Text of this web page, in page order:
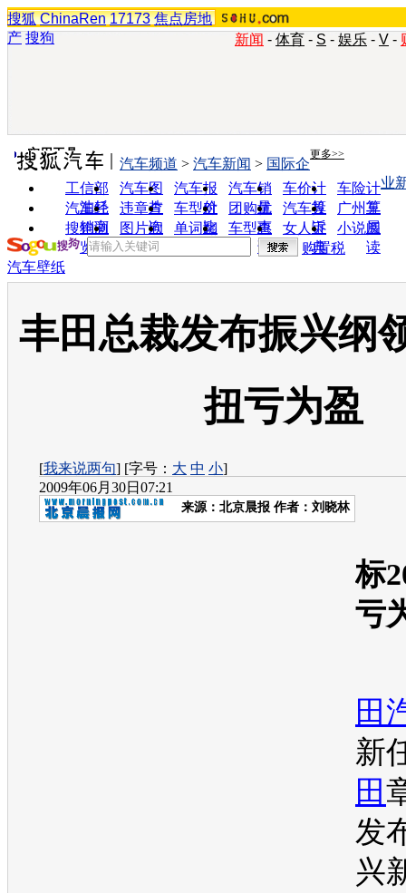
搜狐 ChinaRen 17173 焦点房地
产 搜狗 新闻 - 体育 - S - 娱乐 - V -
实用工具 更多>>
工信部
油耗
汽车图
片
汽车报
价
汽车销
量
车价计
算
车险计
算
汽车经
销商
违章查
询
车型对
比
团购优
惠
汽车投
诉
广州车
展
搜狗浏
览器
图片欣
赏
单词翻
车型查
询
女人宝
典
小说阅
读
汽车频道 > 汽车新闻 > 国际企
业
购置税
汽车壁纸
丰田总裁发布振兴纲
扭亏为盈
[我来说两句] [字号： 大 中 小]
2009年06月30日07:21
来源： 北京晨报 作者：刘晓林
标
亏
田
新
田
发
兴